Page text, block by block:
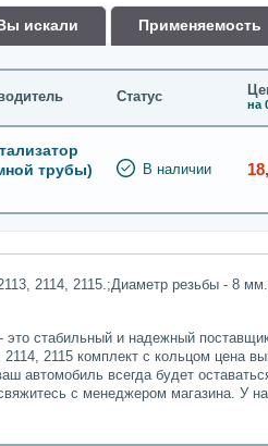
искали Применяемость
Статус на
трубы)
В наличии
2114, 2115.;Диаметр резьбы - 8
стабильный и надежный
2115 комплект с кольцом цена
автомобиль всегда будет
с менеджером магазина.